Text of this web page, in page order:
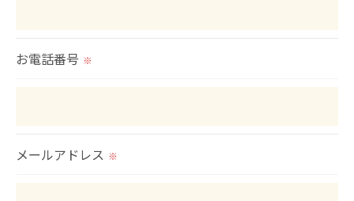
お電話番号 ※
メールアドレス ※